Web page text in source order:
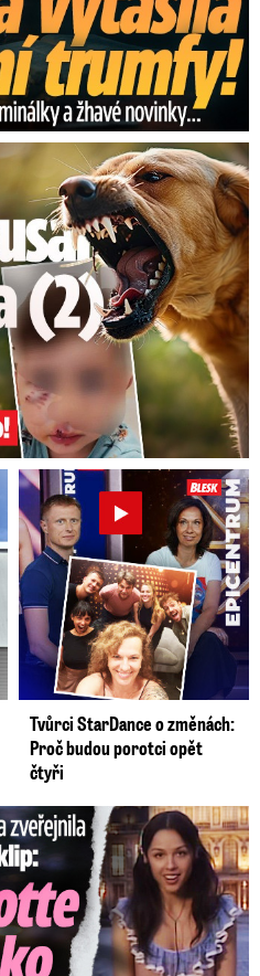
chlapečka (2) ve tváři!
Tvůrci StarDance o změnách:
Proč budou porotci opět
čtyři
Je jako Olivie Rodrigo!